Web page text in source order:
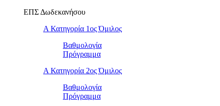
ΕΠΣ Δωδεκανήσου
Α Κατηγορία 1ος Όμιλος
Βαθμολογία
Πρόγραμμα
Α Κατηγορία 2ος Όμιλος
Βαθμολογία
Πρόγραμμα